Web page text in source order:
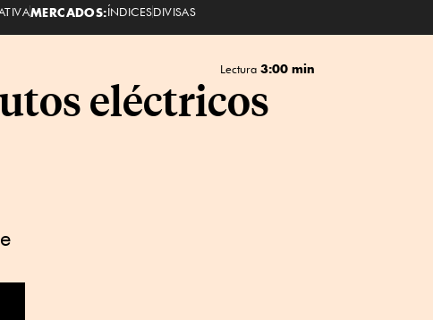
MERCADOS:ÍNDICESDIVISAS
Lectura 3:00 min
eléctricos